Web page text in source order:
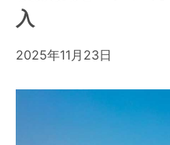
入
2025年11月23日